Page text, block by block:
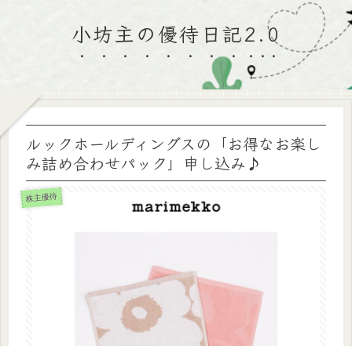
小坊主の優待日記2.0
ルックホールディングスの「お得なお楽し
み詰め合わせパック」申し込み♪
株主優待